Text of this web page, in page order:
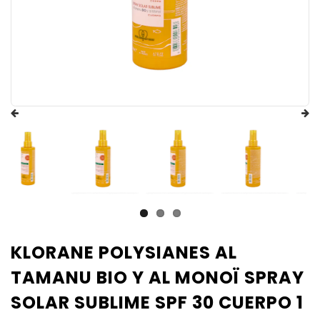
KLORANE POLYSIANES AL
TAMANU BIO Y AL MONOÏ SPRAY
SOLAR SUBLIME SPF 30 CUERPO 1